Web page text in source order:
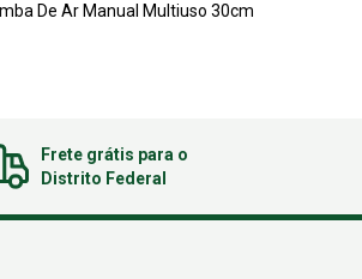
De Ar Manual Multiuso 30cm
Frete grátis para o
Distrito Federal